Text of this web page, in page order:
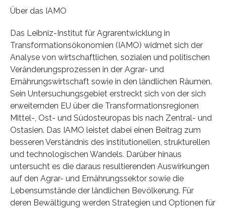
Über das IAMO
Das Leibniz-Institut für Agrarentwicklung in
Transformationsökonomien (IAMO) widmet sich der
Analyse von wirtschaftlichen, sozialen und politischen
Veränderungsprozessen in der Agrar- und
Ernährungswirtschaft sowie in den ländlichen Räumen.
Sein Untersuchungsgebiet erstreckt sich von der sich
erweiternden EU über die Transformationsregionen
Mittel-, Ost- und Südosteuropas bis nach Zentral- und
Ostasien. Das IAMO leistet dabei einen Beitrag zum
besseren Verständnis des institutionellen, strukturellen
und technologischen Wandels. Darüber hinaus
untersucht es die daraus resultierenden Auswirkungen
auf den Agrar- und Ernährungssektor sowie die
Lebensumstände der ländlichen Bevölkerung. Für
deren Bewältigung werden Strategien und Optionen für